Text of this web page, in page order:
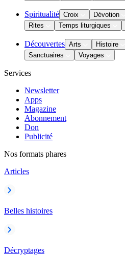
Spiritualité Croix Dévotion
Rites
Temps liturgiques
Découvertes Arts Histoire
Sanctuaires
Voyages
Services
Newsletter
Apps
Magazine
Abonnement
Don
Publicité
Nos formats phares
Articles
Belles histoires
Décryptages